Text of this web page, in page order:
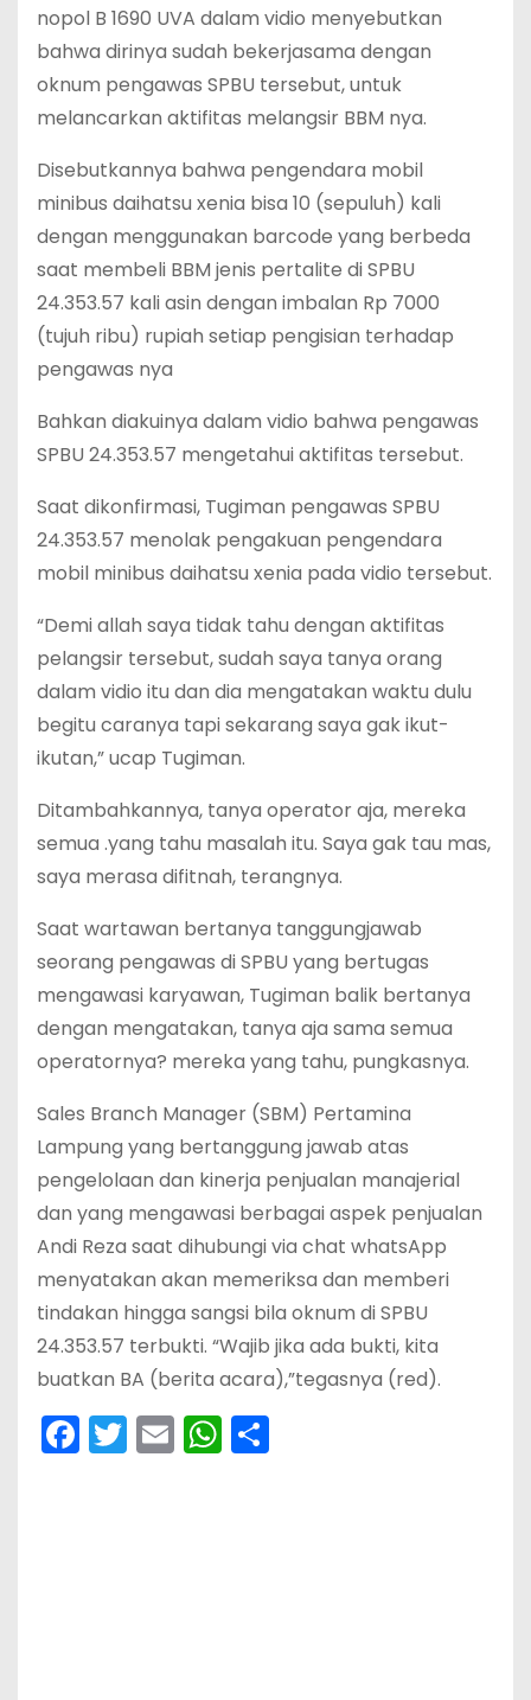
nopol B 1690 UVA dalam vidio menyebutkan
bahwa dirinya sudah bekerjasama dengan
oknum pengawas SPBU tersebut, untuk
melancarkan aktifitas melangsir BBM nya.
Disebutkannya bahwa pengendara mobil
minibus daihatsu xenia bisa 10 (sepuluh) kali
dengan menggunakan barcode yang berbeda
saat membeli BBM jenis pertalite di SPBU
24.353.57 kali asin dengan imbalan Rp 7000
(tujuh ribu) rupiah setiap pengisian terhadap
pengawas nya
Bahkan diakuinya dalam vidio bahwa pengawas
SPBU 24.353.57 mengetahui aktifitas tersebut.
Saat dikonfirmasi, Tugiman pengawas SPBU
24.353.57 menolak pengakuan pengendara
mobil minibus daihatsu xenia pada vidio tersebut.
“Demi allah saya tidak tahu dengan aktifitas
pelangsir tersebut, sudah saya tanya orang
dalam vidio itu dan dia mengatakan waktu dulu
begitu caranya tapi sekarang saya gak ikut-
ikutan,” ucap Tugiman.
Ditambahkannya, tanya operator aja, mereka
semua .yang tahu masalah itu. Saya gak tau mas,
saya merasa difitnah, terangnya.
Saat wartawan bertanya tanggungjawab
seorang pengawas di SPBU yang bertugas
mengawasi karyawan, Tugiman balik bertanya
dengan mengatakan, tanya aja sama semua
operatornya? mereka yang tahu, pungkasnya.
Sales Branch Manager (SBM) Pertamina
Lampung yang bertanggung jawab atas
pengelolaan dan kinerja penjualan manajerial
dan yang mengawasi berbagai aspek penjualan
Andi Reza saat dihubungi via chat whatsApp
menyatakan akan memeriksa dan memberi
tindakan hingga sangsi bila oknum di SPBU
24.353.57 terbukti. “Wajib jika ada bukti, kita
buatkan BA (berita acara),”tegasnya (red).
F
a
T
w
E
m
W
h